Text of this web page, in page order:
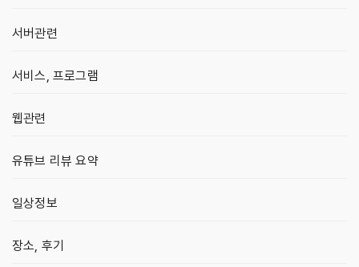
서버관련
서비스, 프로그램
웹관련
유튜브 리뷰 요약
일상정보
장소, 후기